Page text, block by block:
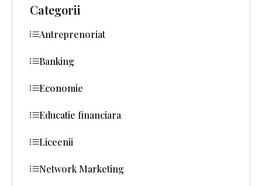
Categorii
Antreprenoriat
Banking
Economie
Educatie financiara
Liceenii
Network Marketing